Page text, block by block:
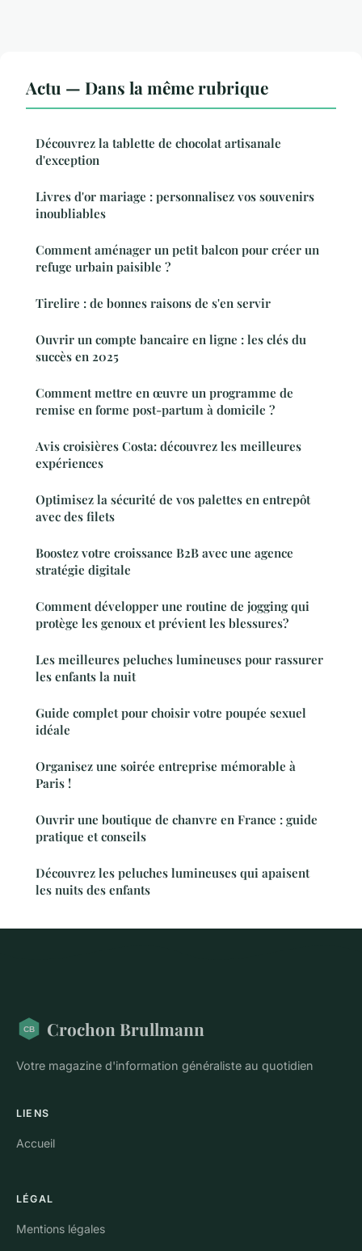
Actu — Dans la même rubrique
Découvrez la tablette de chocolat artisanale
d'exception
Livres d'or mariage : personnalisez vos souvenirs
inoubliables
Comment aménager un petit balcon pour créer un
refuge urbain paisible ?
Tirelire : de bonnes raisons de s'en servir
Ouvrir un compte bancaire en ligne : les clés du
succès en 2025
Comment mettre en œuvre un programme de
remise en forme post-partum à domicile ?
Avis croisières Costa: découvrez les meilleures
expériences
Optimisez la sécurité de vos palettes en entrepôt
avec des filets
Boostez votre croissance B2B avec une agence
stratégie digitale
Comment développer une routine de jogging qui
protège les genoux et prévient les blessures?
Les meilleures peluches lumineuses pour rassurer
les enfants la nuit
Guide complet pour choisir votre poupée sexuel
idéale
Organisez une soirée entreprise mémorable à
Paris !
Ouvrir une boutique de chanvre en France : guide
pratique et conseils
Découvrez les peluches lumineuses qui apaisent
les nuits des enfants
Crochon Brullmann
Votre magazine d'information généraliste au quotidien
LIENS
Accueil
LÉGAL
Mentions légales